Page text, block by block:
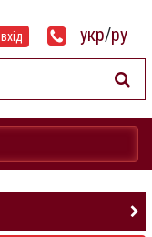
вхід укр/ру